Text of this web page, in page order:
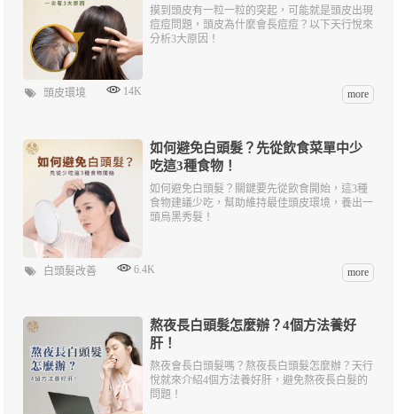
摸到頭皮有一粒一粒的突起，可能就是頭皮出現
痘痘問題，頭皮為什麼會長痘痘？以下天行悅來
分析3大原因！
頭皮環境 14K more
如何避免白頭髮？先從飲食菜單中少
吃這3種食物！
如何避免白頭髮？關鍵要先從飲食開始，這3種
食物建議少吃，幫助維持最佳頭皮環境，養出一
頭烏黑秀髮！
白頭髮改善 6.4K more
熬夜長白頭髮怎麼辦？4個方法養好
肝！
熬夜會長白頭髮嗎？熬夜長白頭髮怎麼辦？天行
悅就來介紹4個方法養好肝，避免熬夜長白髮的
問題！